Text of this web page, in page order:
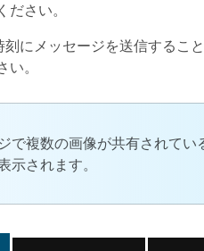
ださい。
にメッセージを送信するこ
。
で複数の画像が共有されて
示されます。